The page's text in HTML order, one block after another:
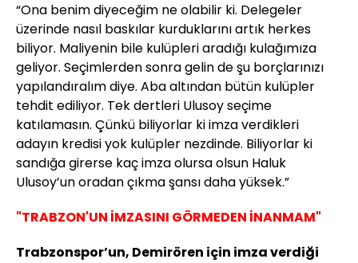
“Ona benim diyeceğim ne olabilir ki. Delegeler
üzerinde nasıl baskılar kurduklarını artık herkes
biliyor. Maliyenin bile kulüpleri aradığı kulağımıza
geliyor. Seçimlerden sonra gelin de şu borçlarınızı
yapılandıralım diye. Aba altından bütün kulüpler
tehdit ediliyor. Tek dertleri Ulusoy seçime
katılamasın. Çünkü biliyorlar ki imza verdikleri
adayın kredisi yok kulüpler nezdinde. Biliyorlar ki
sandığa girerse kaç imza olursa olsun Haluk
Ulusoy’un oradan çıkma şansı daha yüksek.”
"TRABZON'UN İMZASINI GÖRMEDEN İNANMAM"
Trabzonspor’un, Demirören için imza verdiği